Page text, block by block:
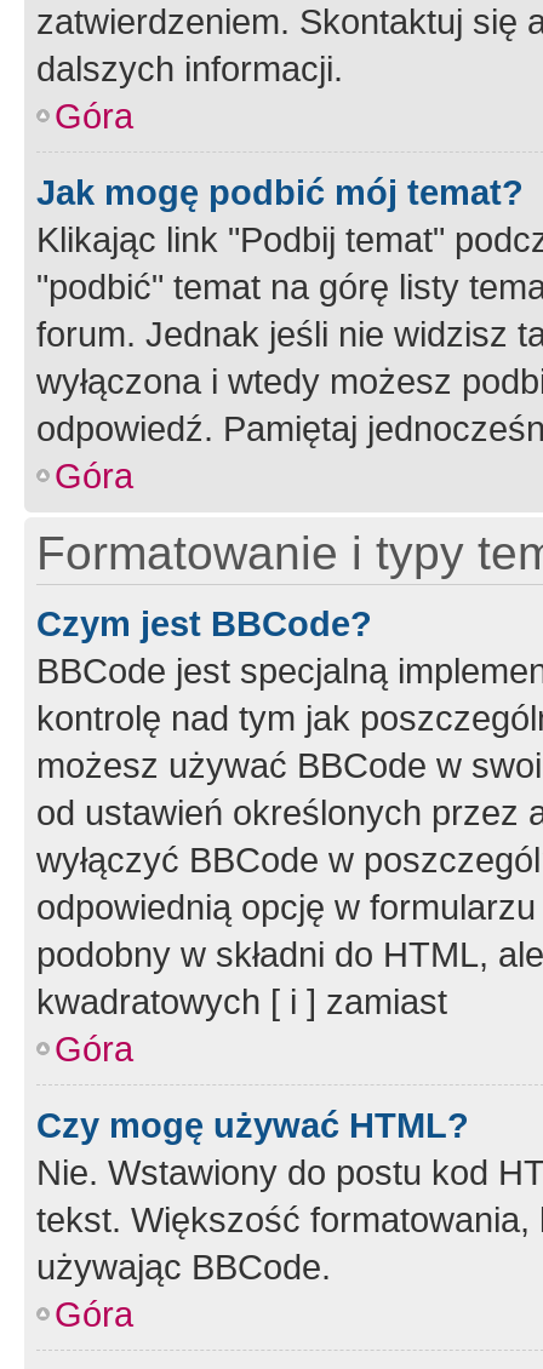
zatwierdzeniem. Skontaktuj się
dalszych informacji.
Góra
Jak mogę podbić mój temat?
Klikając link "Podbij temat"
"podbić" temat na górę listy
forum. Jednak jeśli nie widzisz
wyłączona i wtedy możesz
odpowiedź. Pamiętaj
Góra
Formatowanie i typy
Czym jest BBCode?
BBCode jest specjalną
kontrolę nad tym jak
możesz używać BBCode w
od ustawień określonych przez
wyłączyć BBCode w
odpowiednią opcję w
podobny w składni do HTML,
kwadratowych [ i ] zamiast
Góra
Czy mogę używać HTML?
Nie. Wstawiony do postu kod
tekst. Większość
używając BBCode.
Góra